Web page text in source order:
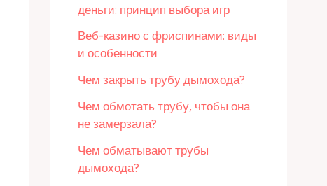
деньги: принцип выбора игр
Веб-казино с фриспинами: виды
и особенности
Чем закрыть трубу дымохода?
Чем обмотать трубу, чтобы она
не замерзала?
Чем обматывают трубы
дымохода?